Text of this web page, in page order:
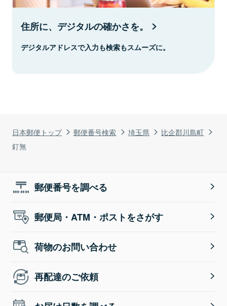
日本郵便トップ 郵便番号検索 埼玉県
比企郡川島町
釘無
住所に、デジタルの確かさを。
デジタルアドレスで入力も検索もスムーズに。
郵便番号を調べる
郵便局・ATM・ポストをさがす
荷物のお問い合わせ
再配達のご依頼